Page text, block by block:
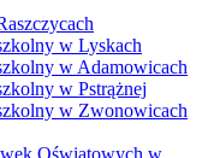
w Lyskach
w Adamowicach
w Pstrążnej
w Zwonowicach
Oświatowych w